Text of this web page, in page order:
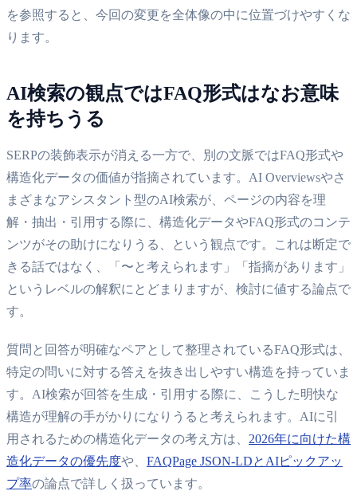
を参照すると、今回の変更を全体像の中に位置づけやすくな
ります。
AI検索の観点ではFAQ形式はなお意味
を持ちうる
SERPの装飾表示が消える一方で、別の文脈ではFAQ形式や
構造化データの価値が指摘されています。AI Overviewsやさ
まざまなアシスタント型のAI検索が、ページの内容を理
解・抽出・引用する際に、構造化データやFAQ形式のコンテ
ンツがその助けになりうる、という観点です。これは断定で
きる話ではなく、「〜と考えられます」「指摘があります」
というレベルの解釈にとどまりますが、検討に値する論点で
す。
質問と回答が明確なペアとして整理されているFAQ形式は、
特定の問いに対する答えを抜き出しやすい構造を持っていま
す。AI検索が回答を生成・引用する際に、こうした明快な
構造が理解の手がかりになりうると考えられます。AIに引
用されるための構造化データの考え方は、 2026年に向けた構
造化データの優先度や、 FAQPage JSON-LDとAIピックアッ
プ率の論点で詳しく扱っています。